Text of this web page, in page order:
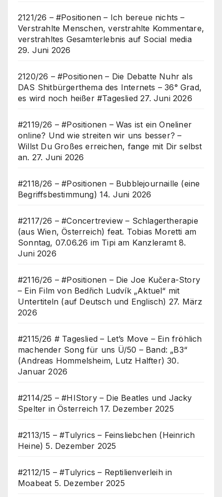
2121/26 – #Positionen – Ich bereue nichts –
Verstrahlte Menschen, verstrahlte Kommentare,
verstrahltes Gesamterlebnis auf Social media
29. Juni 2026
2120/26 – #Positionen – Die Debatte Nuhr als
DAS Shitbürgerthema des Internets – 36° Grad,
es wird noch heißer #Tageslied 27. Juni 2026
#2119/26 – #Positionen – Was ist ein Oneliner
online? Und wie streiten wir uns besser? –
Willst Du Großes erreichen, fange mit Dir selbst
an. 27. Juni 2026
#2118/26 – #Positionen – Bubblejournaille (eine
Begriffsbestimmung) 14. Juni 2026
#2117/26 – #Concertreview – Schlagertherapie
(aus Wien, Österreich) feat. Tobias Moretti am
Sonntag, 07.06.26 im Tipi am Kanzleramt 8.
Juni 2026
#2116/26 – #Positionen – Die Joe Kučera-Story
– Ein Film von Bedřich Ludvík „Aktuel“ mit
Untertiteln (auf Deutsch und Englisch) 27. März
2026
#2115/26 # Tageslied – Let’s Move – Ein fröhlich
machender Song für uns Ü/50 – Band: „B3“
(Andreas Hommelsheim, Lutz Halfter) 30.
Januar 2026
#2114/25 – #HIStory – Die Beatles und Jacky
Spelter in Österreich 17. Dezember 2025
#2113/15 – #Tulyrics – Feinsliebchen (Heinrich
Heine) 5. Dezember 2025
#2112/15 – #Tulyrics – Reptilienverleih in
Moabeat 5. Dezember 2025